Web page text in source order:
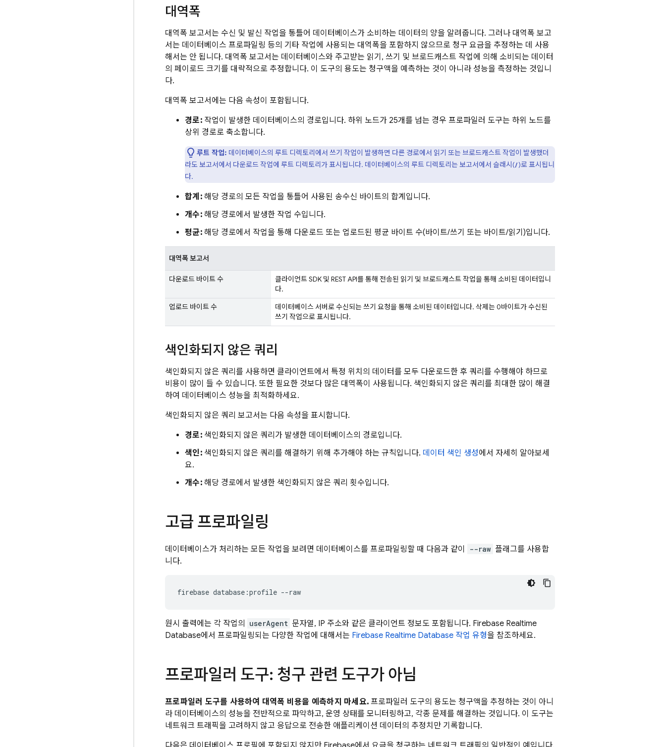
대역폭
대역폭 보고서는 수신 및 발신 작업을 통틀어 데이터베이스가 소비하는 데이터의 양을 알려줍니다. 그러나 대역폭 보고
서는 데이터베이스 프로파일링 등의 기타 작업에 사용되는 대역폭을 포함하지 않으므로 청구 요금을 추정하는 데 사용
해서는 안 됩니다. 대역폭 보고서는 데이터베이스와 주고받는 읽기, 쓰기 및 브로드캐스트 작업에 의해 소비되는 데이터
의 페이로드 크기를 대략적으로 추정합니다. 이 도구의 용도는 청구액을 예측하는 것이 아니라 성능을 측정하는 것입니
다.
대역폭 보고서에는 다음 속성이 포함됩니다.
경로:작업이 발생한 데이터베이스의 경로입니다. 하위 노드가 25개를 넘는 경우 프로파일러 도구는 하위 노드를
상위 경로로 축소합니다.
루트 작업: 데이터베이스의 루트 디렉토리에서 쓰기 작업이 발생하면 다른 경로에서 읽기 또는 브로드캐스트 작업이 발생했더
라도 보고서에서 다운로드 작업에 루트 디렉토리가 표시됩니다. 데이터베이스의 루트 디렉토리는 보고서에서 슬래시(/)로 표시됩니
다.
합계:해당 경로의 모든 작업을 통틀어 사용된 송수신 바이트의 합계입니다.
개수:해당 경로에서 발생한 작업 수입니다.
평균:해당 경로에서 작업을 통해 다운로드 또는 업로드된 평균 바이트 수(바이트/쓰기 또는 바이트/읽기)입니다.
대역폭 보고서
다운로드 바이트 수
클라이언트 SDK 및 REST API를 통해 전송된 읽기 및 브로드캐스트 작업을 통해 소비된 데이터입니
다.
업로드 바이트 수
데이터베이스 서버로 수신되는 쓰기 요청을 통해 소비된 데이터입니다. 삭제는 0바이트가 수신된
쓰기 작업으로 표시됩니다.
색인화되지 않은 쿼리
색인화되지 않은 쿼리를 사용하면 클라이언트에서 특정 위치의 데이터를 모두 다운로드한 후 쿼리를 수행해야 하므로
비용이 많이 들 수 있습니다. 또한 필요한 것보다 많은 대역폭이 사용됩니다. 색인화되지 않은 쿼리를 최대한 많이 해결
하여 데이터베이스 성능을 최적화하세요.
색인화되지 않은 쿼리 보고서는 다음 속성을 표시합니다.
경로:색인화되지 않은 쿼리가 발생한 데이터베이스의 경로입니다.
색인:색인화되지 않은 쿼리를 해결하기 위해 추가해야 하는 규칙입니다. 데이터 색인 생성에서 자세히 알아보세
요.
개수:해당 경로에서 발생한 색인화되지 않은 쿼리 횟수입니다.
고급 프로파일링
데이터베이스가 처리하는 모든 작업을 보려면 데이터베이스를 프로파일링할 때 다음과 같이 --raw 플래그를 사용합
니다.
firebase database:profile --raw
원시 출력에는 각 작업의 userAgent 문자열, IP 주소와 같은 클라이언트 정보도 포함됩니다. Firebase Realtime
Database에서 프로파일링되는 다양한 작업에 대해서는 Firebase Realtime Database 작업 유형을 참조하세요.
프로파일러 도구: 청구 관련 도구가 아님
프로파일러 도구를 사용하여 대역폭 비용을 예측하지 마세요. 프로파일러 도구의 용도는 청구액을 추정하는 것이 아니
라 데이터베이스의 성능을 전반적으로 파악하고, 운영 상태를 모니터링하고, 각종 문제를 해결하는 것입니다. 이 도구는
네트워크 트래픽을 고려하지 않고 응답으로 전송한 애플리케이션 데이터의 추정치만 기록합니다.